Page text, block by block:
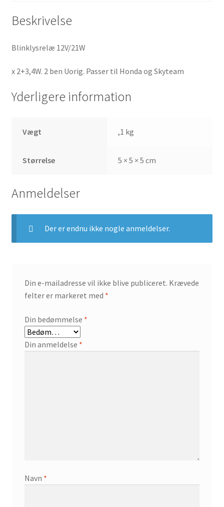
Beskrivelse
Blinklysrelæ 12V/21W
x 2+3,4W. 2 ben Uorig. Passer til Honda og Skyteam
Yderligere information
Vægt ,1 kg
Størrelse 5 × 5 × 5 cm
Anmeldelser
Der er endnu ikke nogle anmeldelser.
Din e-mailadresse vil ikke blive publiceret. Krævede
felter er markeret med *
Din bedømmelse *
Din anmeldelse *
Navn *